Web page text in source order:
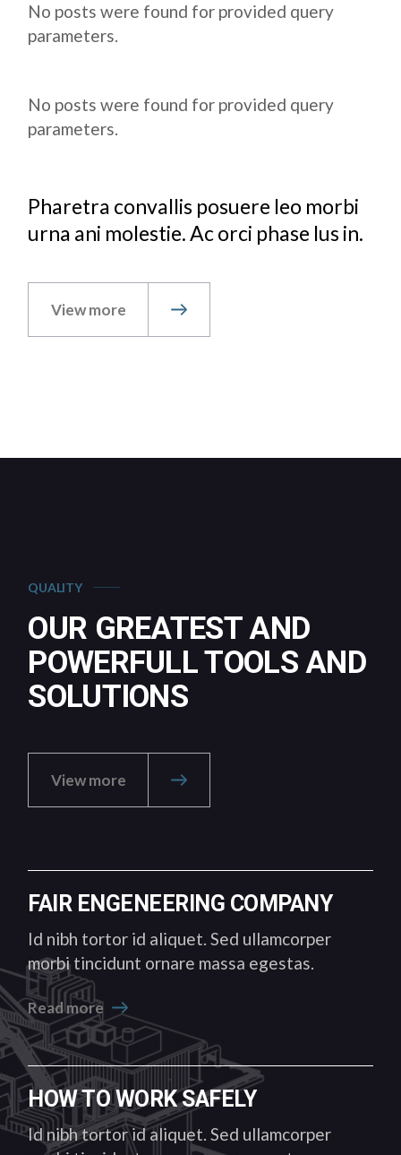
No posts were found for provided query
parameters.
No posts were found for provided query
parameters.
Pharetra convallis posuere leo morbi
urna ani molestie. Ac orci phase lus in.
View more
QUALITY
OUR GREATEST AND
POWERFULL TOOLS AND
SOLUTIONS
View more
FAIR ENGENEERING COMPANY
Id nibh tortor id aliquet. Sed ullamcorper
morbi tincidunt ornare massa egestas.
Read more
HOW TO WORK SAFELY
Id nibh tortor id aliquet. Sed ullamcorper